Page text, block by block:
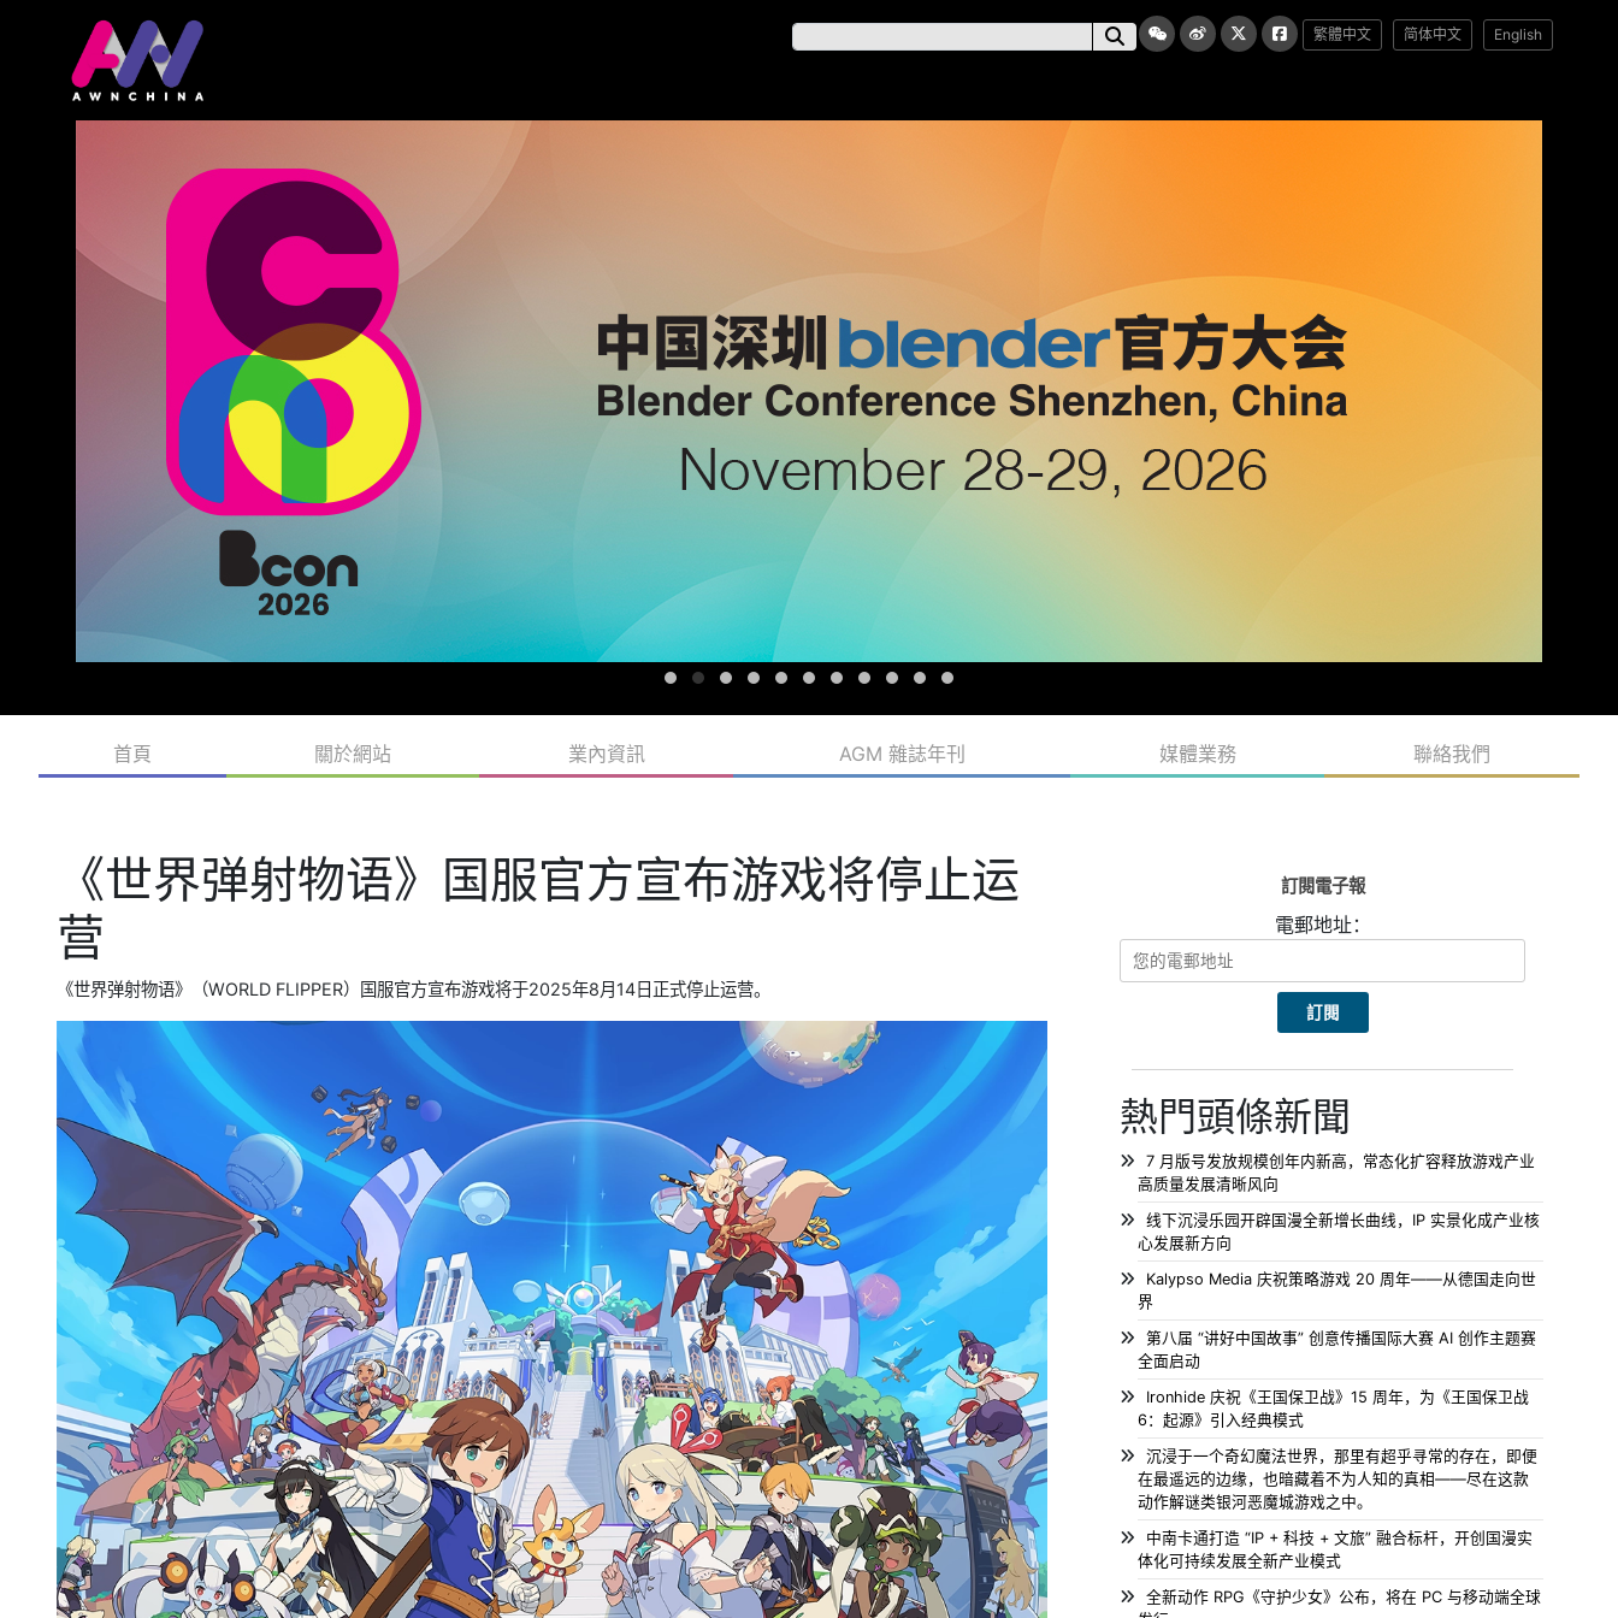
繁體中文 简体中文 English
首頁 關於網站 業內資訊 AGM 雜誌年刊 媒體業務 聯絡我們
《世界弹射物语》国服官方宣布游戏将停止运
营
《世界弹射物语》（WORLD FLIPPER）国服官方宣布游戏将于2025年8月14日正式停止运营。
訂閱電子報
電郵地址：
熱門頭條新聞
7 月版号发放规模创年内新高，常态化扩容释放游戏产业
高质量发展清晰风向
线下沉浸乐园开辟国漫全新增长曲线，IP 实景化成产业核
心发展新方向
Kalypso Media 庆祝策略游戏 20 周年——从德国走向世
界
第八届 “讲好中国故事” 创意传播国际大赛 AI 创作主题赛
全面启动
Ironhide 庆祝《王国保卫战》15 周年，为《王国保卫战
6：起源》引入经典模式
沉浸于一个奇幻魔法世界，那里有超乎寻常的存在，即便
在最遥远的边缘，也暗藏着不为人知的真相——尽在这款
动作解谜类银河恶魔城游戏之中。
中南卡通打造 “IP + 科技 + 文旅” 融合标杆，开创国漫实
体化可持续发展全新产业模式
全新动作 RPG《守护少女》公布，将在 PC 与移动端全球